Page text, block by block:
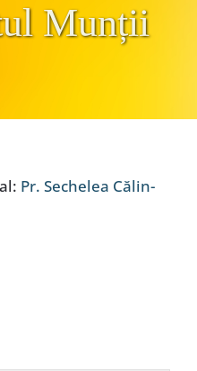
Munții
Pr. Sechelea Călin-